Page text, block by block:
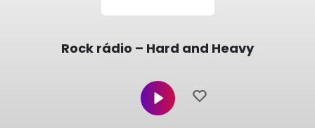
Rock rádio – Hard and Heavy